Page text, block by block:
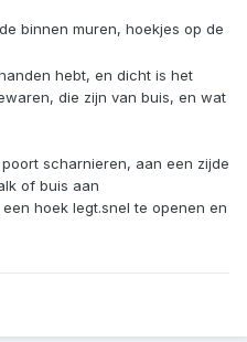
binnen muren, hoekjes op de
hebt, en dicht is het
die zijn van buis, en wat
scharnieren, aan een zijde
of buis aan
hoek legt.snel te openen en